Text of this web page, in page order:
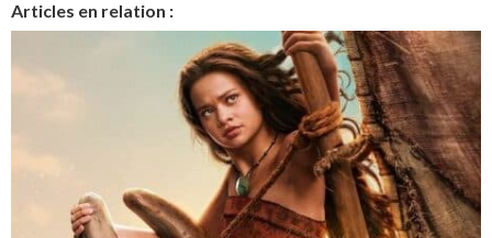
Articles en relation :